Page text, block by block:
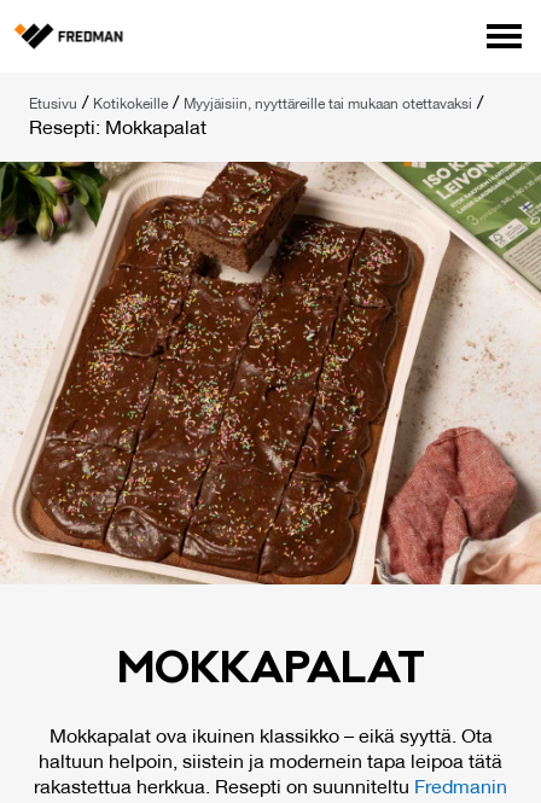
Tehtaanmyymälä
Verkkokauppa ammattilaisille
Hae
English Suomi
Etusivu / Kotikokeille / Myyjäisiin, nyyttäreille tai mukaan otettavaksi /
Resepti: Mokkapalat
MOK­KA­PA­LAT
Mokkapalat ova ikuinen klassikko – eikä syyttä. Ota
haltuun helpoin, siistein ja modernein tapa leipoa tätä
rakastettua herkkua. Resepti on suunniteltu Fredmanin